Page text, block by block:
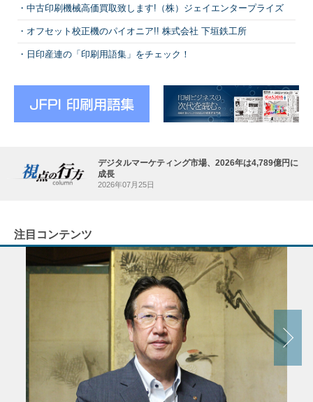
中古印刷機械高価買取致します!（株）ジェイエンタープライズ
オフセット校正機のパイオニア!! 株式会社 下垣鉄工所
日印産連の「印刷用語集」をチェック！
デジタルマーケティング市場、2026年は4,789億円に
成長
2026年07月25日
注目コンテンツ